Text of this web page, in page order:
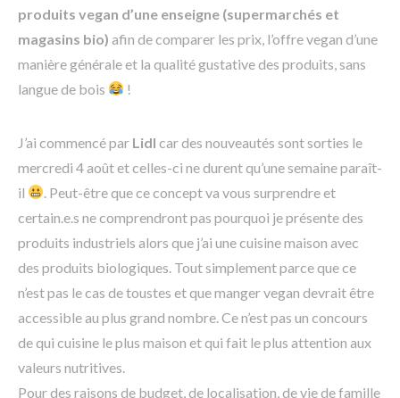
produits vegan d’une enseigne (supermarchés et
magasins bio) afin de comparer les prix, l’offre vegan d’une
manière générale et la qualité gustative des produits, sans
langue de bois
!
J’ai commencé par Lidl car des nouveautés sont sorties le
mercredi 4 août et celles-ci ne durent qu’une semaine paraît-
il
. Peut-être que ce concept va vous surprendre et
certain.e.s ne comprendront pas pourquoi je présente des
produits industriels alors que j’ai une cuisine maison avec
des produits biologiques. Tout simplement parce que ce
n’est pas le cas de toustes et que manger vegan devrait être
accessible au plus grand nombre. Ce n’est pas un concours
de qui cuisine le plus maison et qui fait le plus attention aux
valeurs nutritives.
Pour des raisons de budget, de localisation, de vie de famille